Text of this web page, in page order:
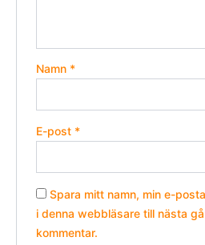
Namn *
E-post *
Spara mitt namn, min e-
i denna webbläsare till nästa
kommentar.